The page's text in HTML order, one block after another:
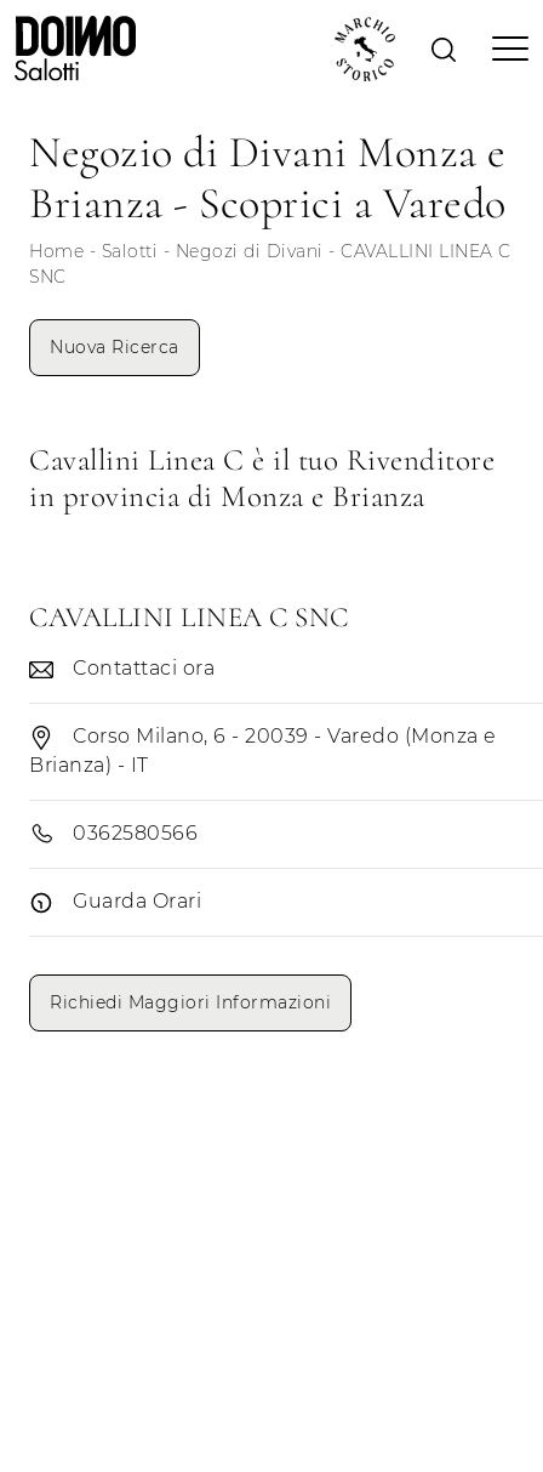
Negozio di Divani Monza e
Brianza - Scoprici a Varedo
Home - Salotti - Negozi di Divani - CAVALLINI LINEA C
SNC
Nuova Ricerca
CAVALLINI LINEA C SNC
Contattaci ora
Corso Milano, 6 - 20039 - Varedo (Monza e
Brianza) - IT
0362580566
Guarda Orari
Lunedì
Richiedi Maggiori Informazioni
Cavallini Linea C è il tuo Rivenditore
in provincia di Monza e Brianza